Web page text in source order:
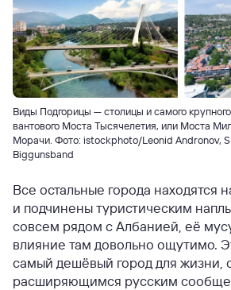
Виды Подгорицы — столицы и самого
вантового Моста Тысячелетия, или Моста
Морачи. Фото: istockphoto/Leonid Andronov,
Biggunsband
Все остальные города находятся
и подчинены туристическим
совсем рядом с Албанией, её
влияние там довольно ощутимо.
самый дешёвый город для жизни,
расширяющимся русским